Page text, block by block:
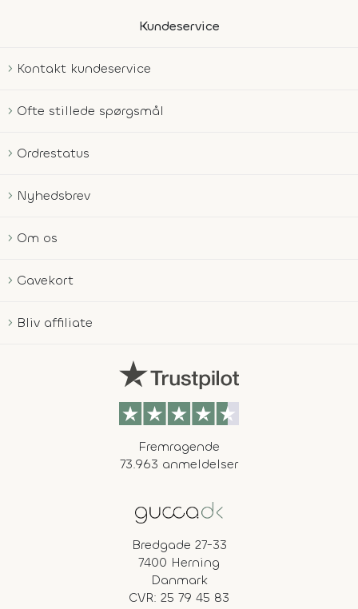
Kundeservice
Kontakt kundeservice
Ofte stillede spørgsmål
Ordrestatus
Nyhedsbrev
Om os
Gavekort
Bliv affiliate
Fremragende
73.963 anmeldelser
Bredgade 27-33
7400 Herning
Danmark
CVR: 25 79 45 83